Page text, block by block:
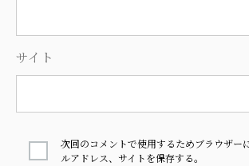
サイト
次回のコメントで使用するためブラウザー
ルアドレス、サイトを保存する。